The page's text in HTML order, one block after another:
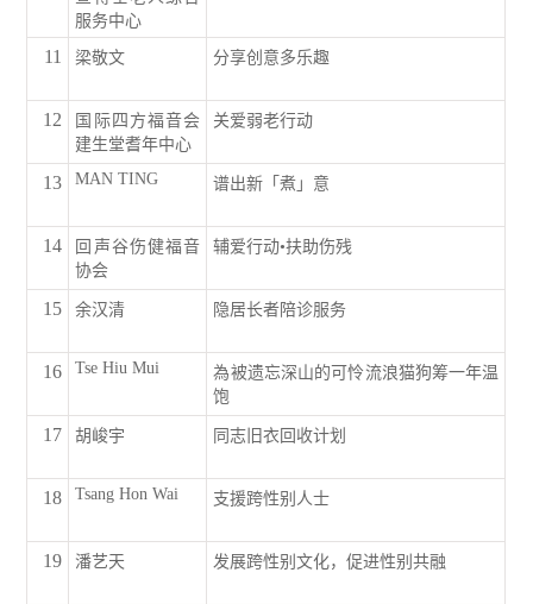
服务中心
11 梁敬文 分享创意多乐趣
12
国际四方福音会
建生堂耆年中心
关爱弱老行动
13 MAN TING 谱出新「煮」意
14
回声谷伤健福音
协会
辅爱行动•扶助伤残
15 余汉清 隐居长者陪诊服务
16 Tse Hiu Mui
為被遗忘深山的可怜流浪猫狗筹一年温
饱
17 胡峻宇 同志旧衣回收计划
18 Tsang Hon Wai 支援跨性别人士
19 潘艺天 发展跨性别文化，促进性别共融